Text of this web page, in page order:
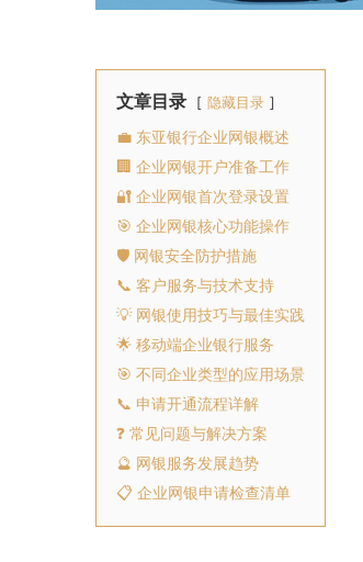
文章目录 隐藏目录
💼 东亚银行企业网银概述
🏢 企业网银开户准备工作
🔐 企业网银首次登录设置
🎯 企业网银核心功能操作
🛡️ 网银安全防护措施
📞 客户服务与技术支持
💡 网银使用技巧与最佳实践
🌟 移动端企业银行服务
🎯 不同企业类型的应用场景
📞 申请开通流程详解
❓ 常见问题与解决方案
🔮 网银服务发展趋势
📋 企业网银申请检查清单